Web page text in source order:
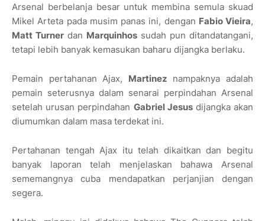
Arsenal berbelanja besar untuk membina semula skuad
Mikel Arteta pada musim panas ini, dengan Fabio Vieira,
Matt Turner dan Marquinhos sudah pun ditandatangani,
tetapi lebih banyak kemasukan baharu dijangka berlaku.
Pemain pertahanan Ajax, Martinez nampaknya adalah
pemain seterusnya dalam senarai perpindahan Arsenal
setelah urusan perpindahan Gabriel Jesusdijangka akan
diumumkan dalam masa terdekat ini.
Pertahanan tengah Ajax itu telah dikaitkan dan begitu
banyak laporan telah menjelaskan bahawa Arsenal
sememangnya cuba mendapatkan perjanjian dengan
segera.